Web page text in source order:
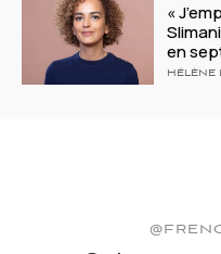
«
en
HÉLÈNE